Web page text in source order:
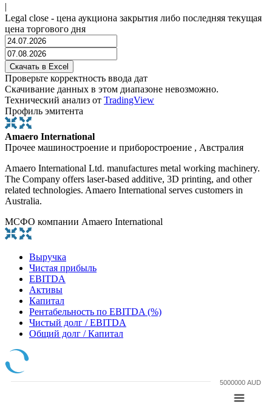
|
Legal close - цена аукциона закрытия либо последняя текущая
цена торгового дня
Проверьте корректность ввода дат
Скачивание данных в этом диапазоне невозможно.
Технический анализ от TradingView
Профиль эмитента
Amaero International
Прочее машиностроение и приборостроение , Австралия
Amaero International Ltd. manufactures metal working machinery.
The Company offers laser-based additive, 3D printing, and other
related technologies. Amaero International serves customers in
Australia.
МСФО компании Amaero International
Выручка
Чистая прибыль
EBITDA
Активы
Капитал
Рентабельность по EBITDA (%)
Чистый долг / EBITDA
Общий долг / Капитал
5000000 AUD